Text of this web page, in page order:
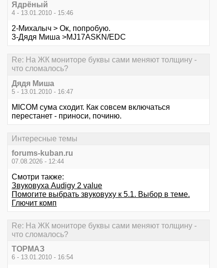
Ядрёный
4 - 13.01.2010 - 15:46
2-Михалыч > Ок, попробую.
3-Дядя Миша >MJ17ASKN/EDC
Re: На ЖК мониторе буквы сами меняют толщину -
что сломалось?
Дядя Миша
5 - 13.01.2010 - 16:47
MICOM сума сходит. Как совсем включаться
перестанет - приноси, починю.
Интересные темы
forums-kuban.ru
07.08.2026 - 12:44
Смотри также:
Звуковуха Audigy 2 value
Помогите выбрать звуковуху к 5.1. Выбор в теме.
Глючит комп
Re: На ЖК мониторе буквы сами меняют толщину -
что сломалось?
ТОРМАЗ
6 - 13.01.2010 - 16:54